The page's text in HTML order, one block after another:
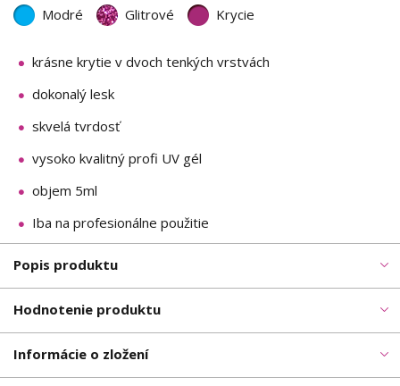
Modré Glitrové Krycie
krásne krytie v dvoch tenkých vrstvách
dokonalý lesk
skvelá tvrdosť
vysoko kvalitný profi UV gél
objem 5ml
Iba na profesionálne použitie
Popis produktu
Hodnotenie produktu
Informácie o zložení